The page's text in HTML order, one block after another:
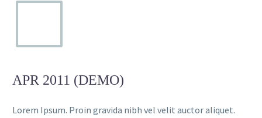
APR 2011 (DEMO)
Lorem Ipsum. Proin gravida nibh vel velit auctor aliquet.